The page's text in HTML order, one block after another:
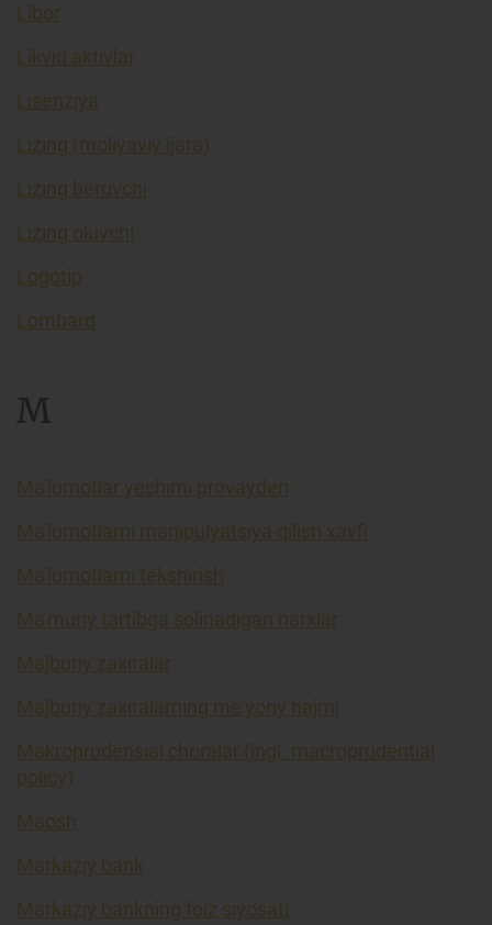
Libor
Likvid aktivlar
Lisenziya
Lizing (moliyaviy ijara)
Lizing beruvchi
Lizing oluvchi
Logotip
Lombard
M
Ma'lumotlar yechimi provayderi
Ma'lumotlarni manipulyatsiya qilish xavfi
Ma'lumotlarni tekshirish
Ma'muriy tartibga solinadigan narxlar
Majburiy zaxiralar
Majburiy zaxiralarning me’yoriy hajmi
Makroprudensial choralar (ingl. macroprudential
policy)
Maosh
Markaziy bank
Markaziy bankning foiz siyosati